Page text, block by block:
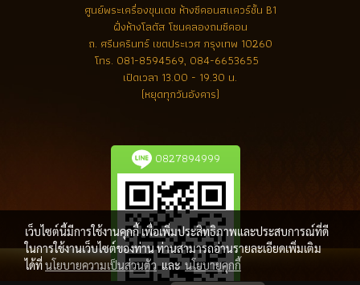
ศูนย์พระเครื่องขุนเดช ห้างซีคอนสแควร์ชั้น B1
ฝั่งห้างโลตัส โซนคลองถมซีคอน
ถ. ศรีนครินทร์ เขตประเวศ กรุงเทพ 10260
โทร. 081-8594569, 084-6653655
เปิดเวลา 13.00 - 19.30 น.
(หยุดทุกวันอังคาร)
0827894999
เว็บไซต์นี้มีการใช้งานคุกกี้ เพื่อเพิ่มประสิทธิภาพและประสบการณ์ที่ดี
ในการใช้งานเว็บไซต์ของท่าน ท่านสามารถอ่านรายละเอียดเพิ่มเติม
ได้ที่นโยบายความเป็นส่วนตัวและ นโยบายคุกกี้